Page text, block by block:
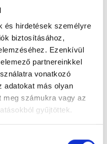
és hirdetések személyre
biztosításához,
Ezenkívül
partnereinkkel
vonatkozó
adatokat más olyan
meg számukra vagy az
gyűjtöttek.
pulmonológus